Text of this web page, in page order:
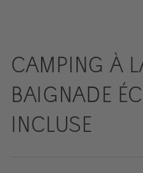
CAMPING À
BAIGNADE
INCLUSE